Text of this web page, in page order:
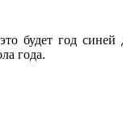
будет год
года.